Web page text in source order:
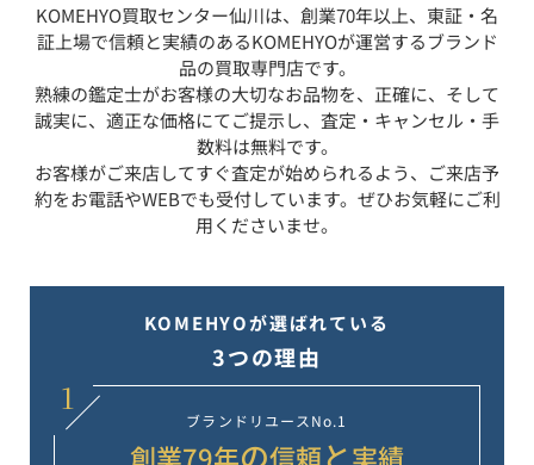
KOMEHYO買取センター仙川は、創業70年以上、東証・名
証上場で信頼と実績のあるKOMEHYOが運営するブランド
品の買取専門店です。
熟練の鑑定士がお客様の大切なお品物を、正確に、そして
誠実に、適正な価格にてご提示し、査定・キャンセル・手
数料は無料です。
お客様がご来店してすぐ査定が始められるよう、ご来店予
約をお電話やWEBでも受付しています。ぜひお気軽にご利
用くださいませ。
KOMEHYOが選ばれている
3つの理由
1
ブランドリユース No.1
創業79年の信頼と実績